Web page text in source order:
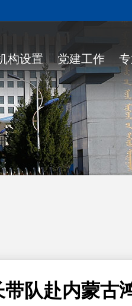
构设置 党建工作
队赴内蒙古